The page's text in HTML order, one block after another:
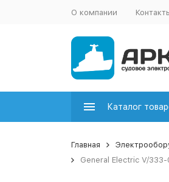
О компании
Каталог
Главная
General Electric V/